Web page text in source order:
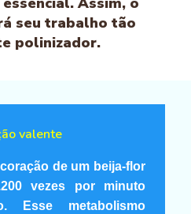
seu trabalho tão
polinizador.
valente
de um beija-flor
vezes por minuto
Esse metabolismo